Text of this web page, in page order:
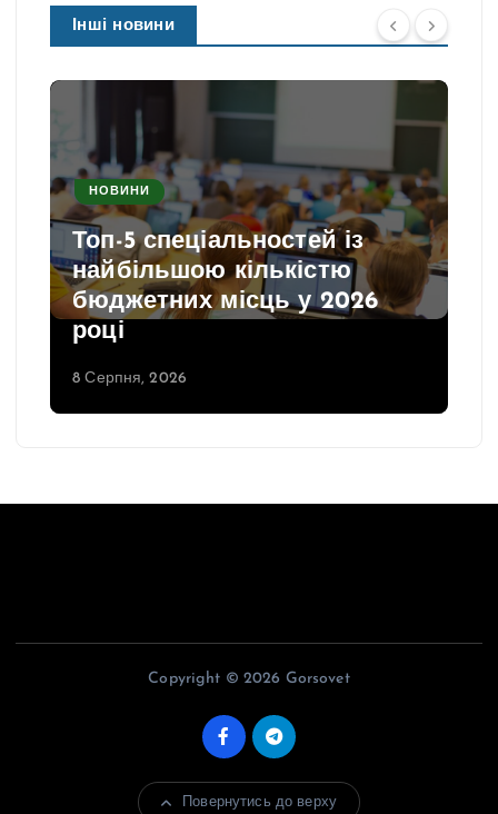
Інші новини
НОВИНИ
Топ-5 спеціальностей із
найбільшою кількістю
бюджетних місць у 2026
році
8 Серпня, 2026
Copyright © 2026 Gorsovet
Повернутись до верху